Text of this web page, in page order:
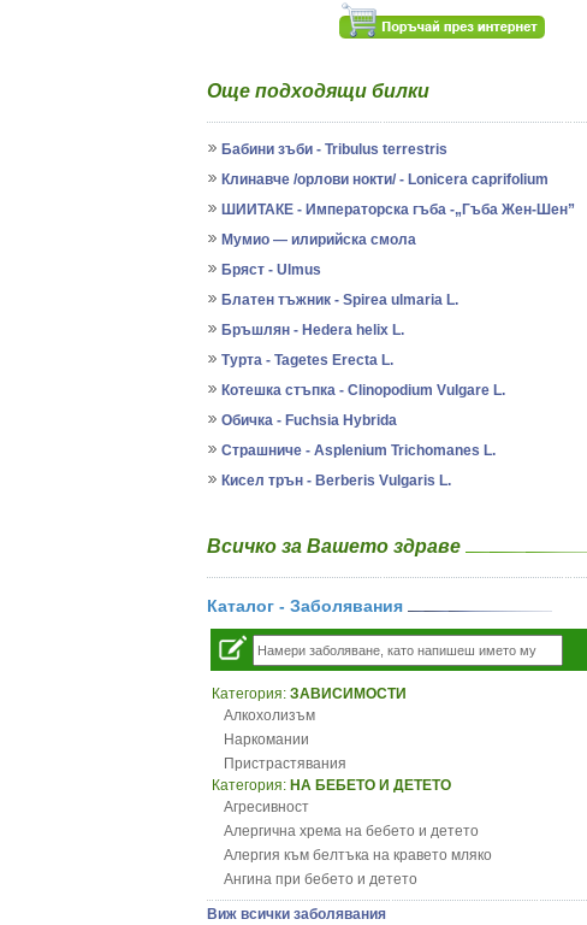
Още подходящи билки
Бабини зъби - Tribulus terrestris
Клинавче /орлови нокти/ - Lonicera caprifolium
ШИИТАКЕ - Императорска гъба -„Гъба Жен-Шен”
Мумио — илирийска смола
Бряст - Ulmus
Блатен тъжник - Spirea ulmaria L.
Бръшлян - Hedera helix L.
Турта - Tagetes Erecta L.
Котешка стъпка - Clinopodium Vulgare L.
Обичка - Fuchsia Hybrida
Страшниче - Asplenium Trichomanes L.
Кисел трън - Berberis Vulgaris L.
Всичко за Вашето здраве
Каталог - Заболявания
Категория: ЗАВИСИМОСТИ
Алкохолизъм
Наркомании
Пристрастявания
Категория: НА БЕБЕТО И ДЕТЕТО
Агресивност
Алергична хрема на бебето и детето
Алергия към белтъка на кравето мляко
Ангина при бебето и детето
Анемия при бебето и детето
Виж всички заболявания